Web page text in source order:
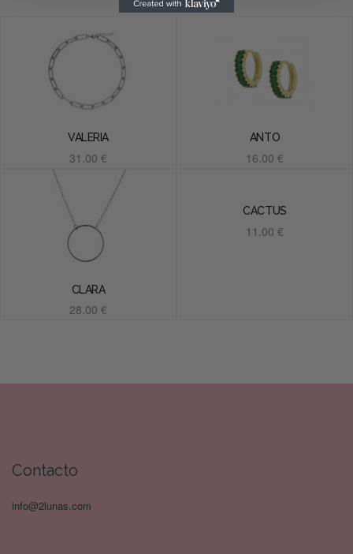
VALERIA
31.00 €
Añadir al carrito
ANTO
16.00 €
CLARA
28.00 €
CACTUS
11.00 €
Contacto
info@2lunas.com